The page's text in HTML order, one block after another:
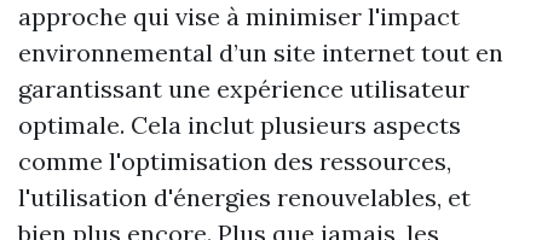
approche qui vise à minimiser l'impact
environnemental d’un site internet tout en
garantissant une expérience utilisateur
optimale. Cela inclut plusieurs aspects
comme l'optimisation des ressources,
l'utilisation d'énergies renouvelables, et
bien plus encore. Plus que jamais, les